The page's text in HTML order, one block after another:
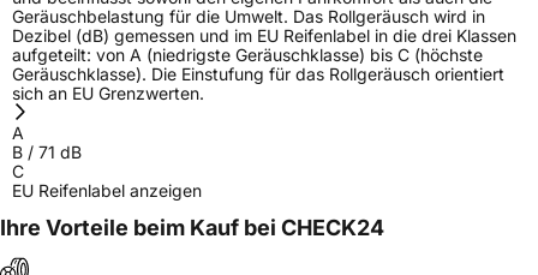
HerstellerkontaktTOURADOR, Haier Road Lao Shan District
Qingdao China, ZOE.LI@OTAITIRE.COM
Verantwortliche
in der EU
Zhongce Rubber Europe, Hollerithallee 17
Geräuschbelastung für die Umwelt. Das Rollgeräusch wird in
Dezibel (dB) gemessen und im EU Reifenlabel in die drei Klassen
aufgeteilt: von A (niedrigste Geräuschklasse) bis C (höchste
Geräuschklasse). Die Einstufung für das Rollgeräusch orientiert
sich an EU Grenzwerten.
A
B / 71 dB
C
EU Reifenlabel anzeigen
Ihre Vorteile beim Kauf bei CHECK24